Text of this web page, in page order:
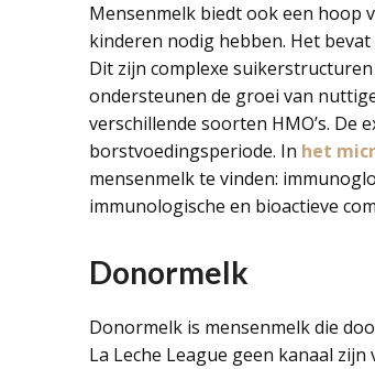
Mensenmelk biedt ook een hoop
kinderen nodig hebben. Het
Dit zijn complexe
ondersteunen de groei van
verschillende soorten HMO’s. De
borstvoedingsperiode. In het
mensenmelk te vinden:
immunologische en bioactieve
Donormelk
Donormelk is mensenmelk die
La Leche League geen kanaal